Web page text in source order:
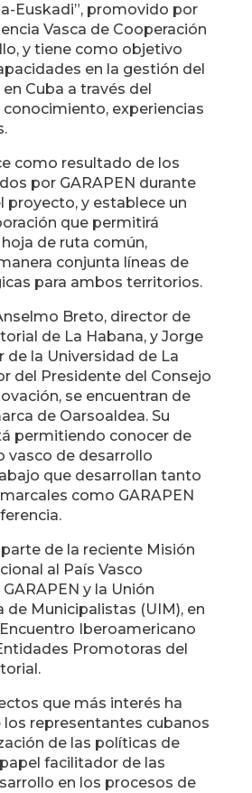
Euskadi”, promovido por
Vasca de Cooperación
y tiene como objetivo
en la gestión del
Cuba a través del
experiencias
como resultado de los
por GARAPEN durante
proyecto, y establece un
que permitirá
de ruta común,
conjunta líneas de
para ambos territorios.
Breto, director de
de La Habana, y Jorge
de la Universidad de La
del Presidente del Consejo
se encuentran de
de Oarsoaldea. Su
permitiendo conocer de
vasco de desarrollo
que desarrollan tanto
como GARAPEN
de la reciente Misión
al País Vasco
y la Unión
de Municipalistas (UIM), en
Iberoamericano
Promotoras del
que más interés ha
los representantes cubanos
de las políticas de
facilitador de las
en los procesos de